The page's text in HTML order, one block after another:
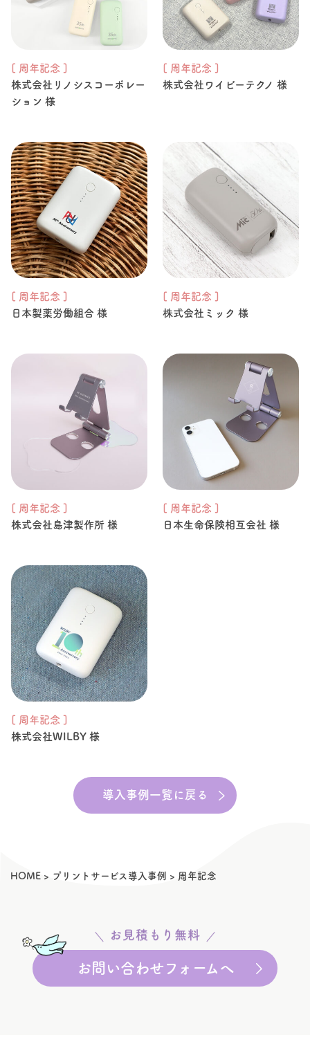
[ 周年記念 ]
株式会社リノシスコーポレー
ション 様
[ 周年記念 ]
株式会社ワイビーテクノ 様
[ 周年記念 ]
日本製薬労働組合 様
[ 周年記念 ]
株式会社ミック 様
[ 周年記念 ]
株式会社島津製作所 様
[ 周年記念 ]
日本生命保険相互会社 様
[ 周年記念 ]
株式会社WILBY 様
導入事例一覧に戻る
HOME > プリントサービス導入事例 > 周年記念
お見積もり無料
お問い合わせフォームへ